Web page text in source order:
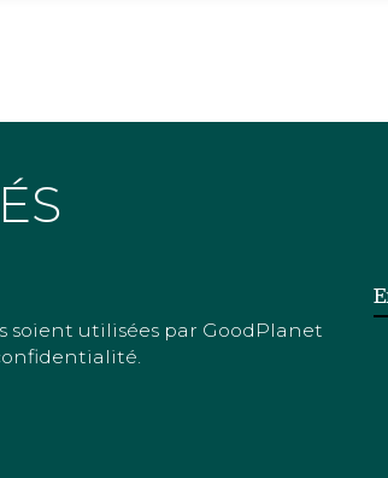
soient utilisées par GoodPlanet